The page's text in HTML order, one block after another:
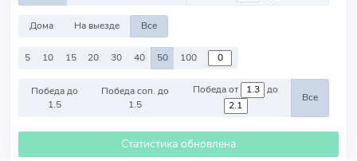
Дома На выезде Все
5 10 15 20 30 40 50 100
Победа до
1.5
Победа соп. до
1.5
Победа от до
Все
Статистика обновлена